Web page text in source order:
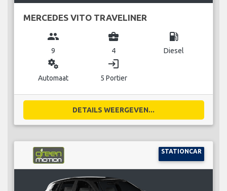
MERCEDES VITO TRAVELINER
group
9
business_center
4
local_gas_station
Diesel
miscellaneous_services
Automaat
login
5 Portier
DETAILS WEERGEVEN...
STATIONCAR